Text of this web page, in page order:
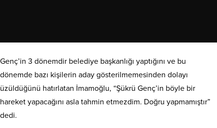
Genç’in 3 dönemdir belediye başkanlığı yaptığını ve bu
dönemde bazı kişilerin aday gösterilmemesinden dolayı
üzüldüğünü hatırlatan İmamoğlu, “Şükrü Genç’in böyle bir
hareket yapacağını asla tahmin etmezdim. Doğru yapmamıştır”
dedi.